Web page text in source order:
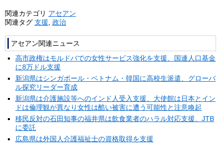
関連カテゴリ アセアン
関連タグ 支援 政治
アセアン関連ニュース
高市政権はモルドバでの女性サービス強化を支援、国連人口基金
に8万ドル支援
新潟県はシンガポール・ベトナム・韓国に高校生派遣、グローバ
ル探究リーダー育成
新潟県は介護施設等へのインド人受入支援、大使館は日本とイン
ドは倫理観が異なり女性は酷い被害に遭う可能性と注意喚起
移民反対の石田知事の福井県は飲食業者のハラル対応支援、JTB
に委託
広島県は外国人介護福祉士の資格取得を支援